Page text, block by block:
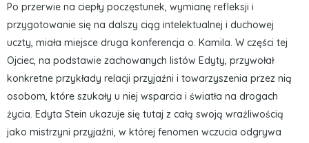
Po przerwie na ciepły poczęstunek, wymianę refleksji i
przygotowanie się na dalszy ciąg intelektualnej i duchowej
uczty, miała miejsce druga konferencja o. Kamila. W części tej
Ojciec, na podstawie zachowanych listów Edyty, przywołał
konkretne przykłady relacji przyjaźni i towarzyszenia przez nią
osobom, które szukały u niej wsparcia i światła na drogach
życia. Edyta Stein ukazuje się tutaj z całą swoją wrażliwością
jako mistrzyni przyjaźni, w której fenomen wczucia odgrywa